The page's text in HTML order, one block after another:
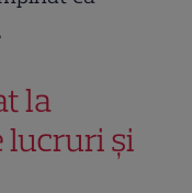
la
lucruri și